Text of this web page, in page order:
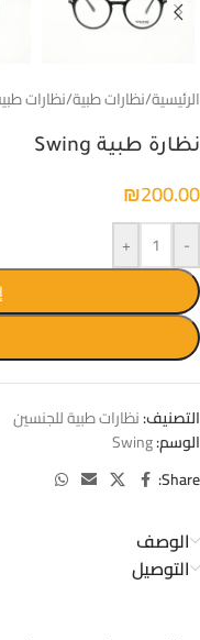
الرئيسية/نظارات طبية/نظارات
نظارة طبية Swing
₪200.00
-
+
التصنيف:نظارات طبية للجنسين
الوسم:Swing
Share:
الوصف
التوصيل